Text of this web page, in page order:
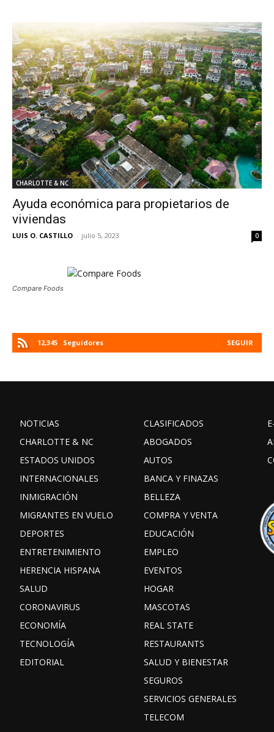
CHARLOTTE & NC
Ayuda económica para propietarios de
viviendas
LUIS O. CASTILLO - julio 5, 2023 0
Compare Foods
12,345 Seguidores SEGUIR
NOTICIAS
CHARLOTTE & NC
ESTADOS UNIDOS
INTERNACIONALES
INMIGRACIÓN
MIGRANTES EN VUELO
DEPORTES
ENTRETENIMIENTO
HERENCIA HISPANA
SALUD
CORONAVIRUS
ECONOMÍA
TECNOLOGÍA
EDITORIAL
CLASIFICADOS
ABOGADOS
AUTOS
BANCA Y FINAZAS
BELLEZA
COMPRA Y VENTA
EDUCACIÓN
EMPLEO
EVENTOS
HOGAR
MASCOTAS
REAL STATE
RESTAURANTS
SALUD Y BIENESTAR
SEGUROS
SERVICIOS GENERALES
TELECOM